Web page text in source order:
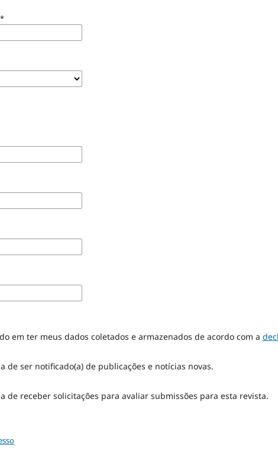
*
em ter meus dados coletados e armazenados de acordo com a
de ser notificado(a) de publicações e notícias novas.
de receber solicitações para avaliar submissões para esta revista.